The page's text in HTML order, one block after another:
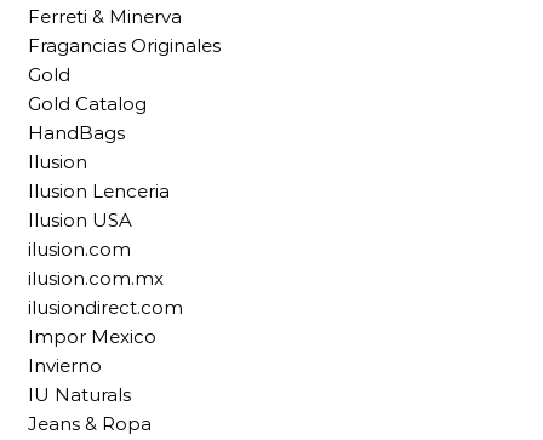
Ferreti & Minerva
Fragancias Originales
Gold
Gold Catalog
HandBags
Ilusion
Ilusion Lenceria
Ilusion USA
ilusion.com
ilusion.com.mx
ilusiondirect.com
Impor Mexico
Invierno
IU Naturals
Jeans & Ropa